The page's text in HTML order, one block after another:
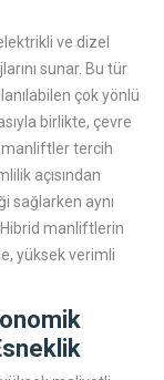
ve dizel
sunar. Bu tür
çok yönlü
birlikte, çevre
tercih
açısından
sağlarken aynı
manliftlerin
yüksek verimli